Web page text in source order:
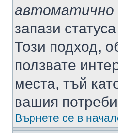
автоматично
запази
Този подход,
ползвате
места, тъй
вашия
Върнете се в